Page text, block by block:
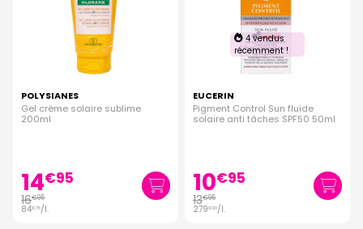
POLYSIANES
Gel crème solaire sublime
200ml
14€95
16€95
84€75/l.
4 vendus
récemment !
EUCERIN
Pigment Control Sun fluide
solaire anti tâches SPF50 50ml
10€95
13€95
279€00/l.